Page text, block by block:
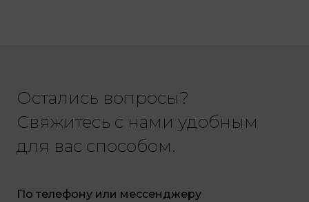
Остались вопросы?
Свяжитесь с нами удобным
для вас способом.
По телефону или мессенджеру